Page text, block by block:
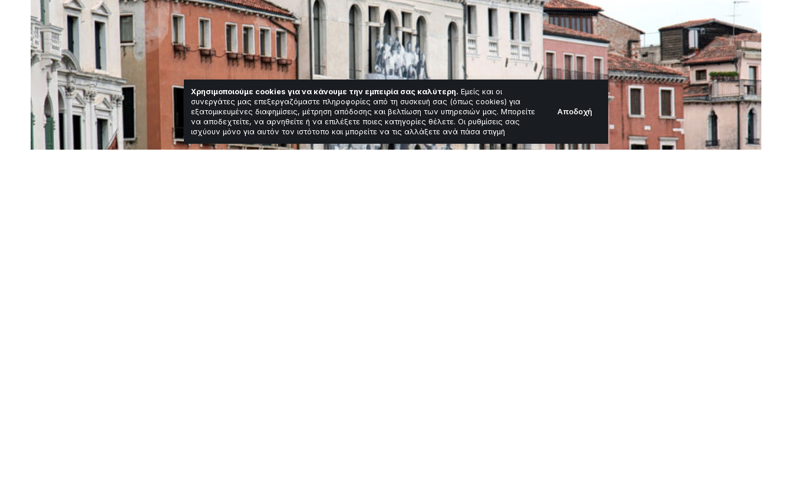
Χρησιμοποιούμε cookies για να κάνουμε την εμπειρία σας καλύτερη. Εμείς και οι
συνεργάτες μας επεξεργαζόμαστε πληροφορίες από τη συσκευή σας (όπως cookies) για
εξατομικευμένες διαφημίσεις, μέτρηση απόδοσης και βελτίωση των υπηρεσιών μας. Μπορείτε
να αποδεχτείτε, να αρνηθείτε ή να επιλέξετε ποιες κατηγορίες θέλετε. Οι ρυθμίσεις σας
ισχύουν μόνο για αυτόν τον ιστότοπο και μπορείτε να τις αλλάξετε ανά πάσα στιγμή
Αποδοχή